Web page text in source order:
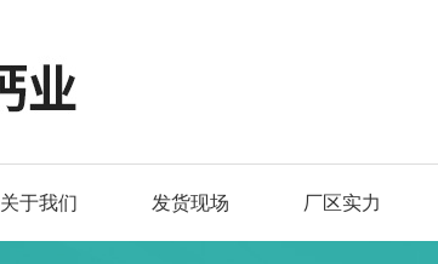
关于我们 发货现场 厂区实力